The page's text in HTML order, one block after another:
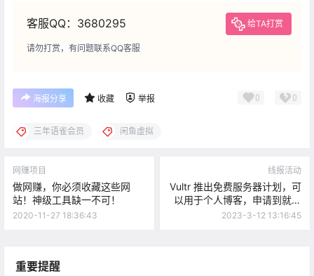
客服QQ：3680295 给TA打赏
请勿打赏，有问题联系QQ客服
海报分享 收藏 举报 0 0
三年语雀会员 闲鱼虚拟
网赚项目
做网赚，你必须收藏这些网
站！神级工具缺一不可！
2020-11-27 18:36:43
线报活动
Vultr 推出免费服务器计划，可
以用于个人博客，申请到就是
赚到！
2023-3-12 13:16:45
重要提醒